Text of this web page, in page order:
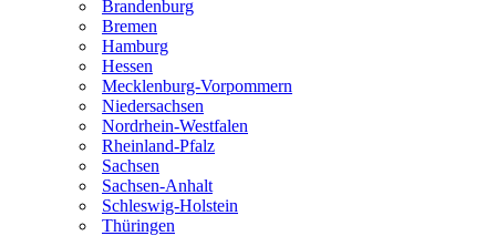
Brandenburg
Bremen
Hamburg
Hessen
Mecklenburg-Vorpommern
Niedersachsen
Nordrhein-Westfalen
Rheinland-Pfalz
Sachsen
Sachsen-Anhalt
Schleswig-Holstein
Thüringen